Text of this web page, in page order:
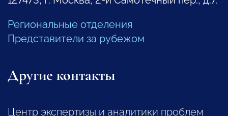
Региональные отделения
Представители за рубежом
Другие контакты
Центр экспертизы и аналитики проблем